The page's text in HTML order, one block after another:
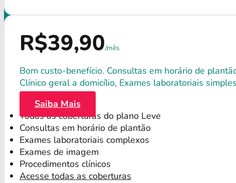
R$39,90/mês
Bom custo-benefício. Consultas em horário de
Clínico geral a domicílio, Exames laboratoriais
Saiba Mais
Todas as coberturas do plano Leve
Consultas em horário de plantão
Exames laboratoriais complexos
Exames de imagem
Procedimentos clínicos
Acesse todas as coberturas